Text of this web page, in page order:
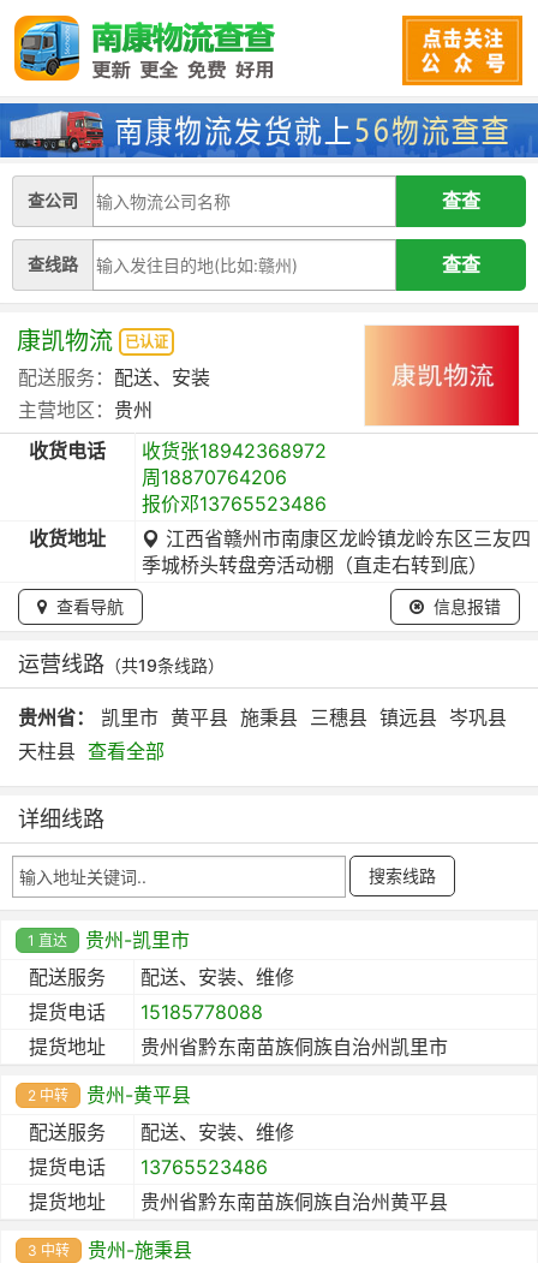
查公司
查线路
康凯物流 已认证
配送服务： 配送、安装
主营地区： 贵州
收货电话
收货张18942368972
周18870764206
报价邓13765523486
收货地址
江西省赣州市南康区龙岭镇龙岭东区三友四
季城桥头转盘旁活动棚（直走右转到底）
查看导航 信息报错
运营线路 （共19条线路）
贵州省： 凯里市 黄平县 施秉县 三穗县 镇远县 岑巩县
天柱县 查看全部
详细线路
1 直达
贵州-凯里市
配送服务
配送、安装、维修
提货电话
15185778088
提货地址
贵州省黔东南苗族侗族自治州凯里市
2 中转
贵州-黄平县
配送服务
配送、安装、维修
提货电话
13765523486
提货地址
贵州省黔东南苗族侗族自治州黄平县
3 中转
贵州-施秉县